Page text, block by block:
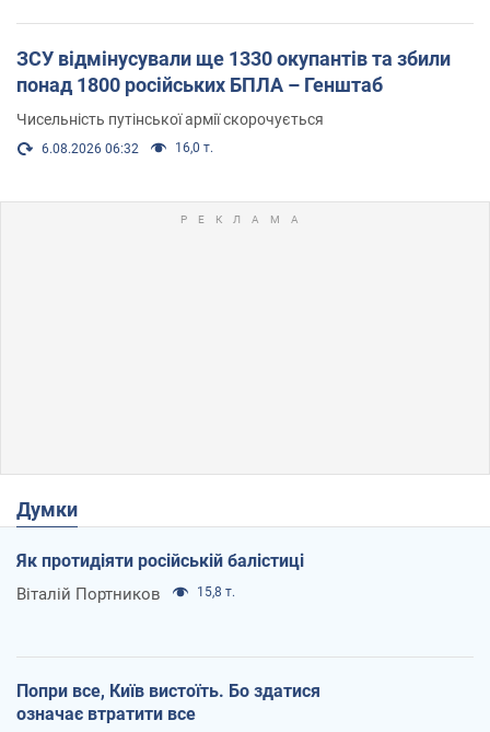
ЗСУ відмінусували ще 1330 окупантів та збили
понад 1800 російських БПЛА – Генштаб
Чисельність путінської армії скорочується
6.08.2026 06:32 16,0 т.
Думки
Як протидіяти російській балістиці
Віталій Портников 15,8 т.
Попри все, Київ вистоїть. Бо здатися
означає втратити все